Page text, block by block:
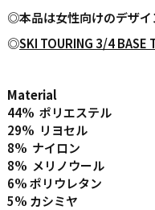
◎本品は女性向けのデザイ
◎SKI TOURING 3/4 BASE
Material
44%ポリエステル
29% リヨセル
8% ナイロン
8% メリノウール
6% ポリウレタン
5% カシミヤ